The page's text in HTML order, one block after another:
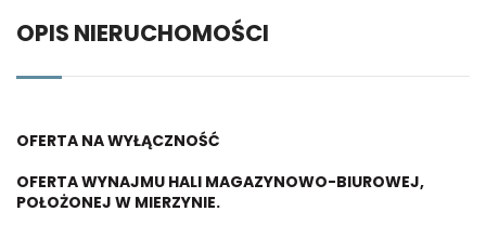
OPIS NIERUCHOMOŚCI
OFERTA NA WYŁĄCZNOŚĆ
OFERTA WYNAJMU HALI MAGAZYNOWO-BIUROWEJ,
POŁOŻONEJ W MIERZYNIE.